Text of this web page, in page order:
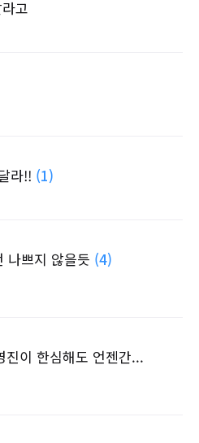
고
라!! (1)
나쁘지 않을듯 (4)
진이 한심해도 언젠간...